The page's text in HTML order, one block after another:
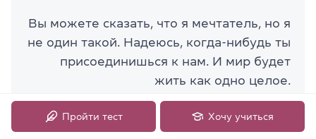
Вы можете сказать, что я мечтатель, но я
не один такой. Надеюсь, когда-нибудь ты
присоединишься к нам. И мир будет
жить как одно целое.
Пройти тест Хочу учиться